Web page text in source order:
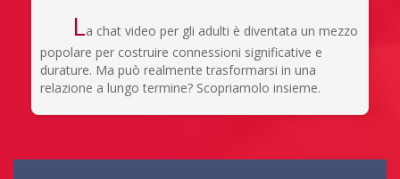
La chat video per gli adulti è diventata un mezzo
popolare per costruire connessioni significative e
durature. Ma può realmente trasformarsi in una
relazione a lungo termine? Scopriamolo insieme.